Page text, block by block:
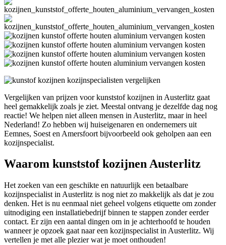
Vergelijken van prijzen voor kunststof kozijnen in Austerlitz gaat
heel gemakkelijk zoals je ziet. Meestal ontvang je dezelfde dag nog
reactie! We helpen niet alleen mensen in Austerlitz, maar in heel
Nederland! Zo hebben wij huiseigenaren en ondernemers uit
Eemnes, Soest en Amersfoort bijvoorbeeld ook geholpen aan een
kozijnspecialist.
Waarom kunststof kozijnen Austerlitz
Het zoeken van een geschikte en natuurlijk een betaalbare
kozijnspecialist in Austerlitz is nog niet zo makkelijk als dat je zou
denken. Het is nu eenmaal niet geheel volgens etiquette om zonder
uitnodiging een installatiebedrijf binnen te stappen zonder eerder
contact. Er zijn een aantal dingen om in je achterhoofd te houden
wanneer je opzoek gaat naar een kozijnspecialist in Austerlitz. Wij
vertellen je met alle plezier wat je moet onthouden!